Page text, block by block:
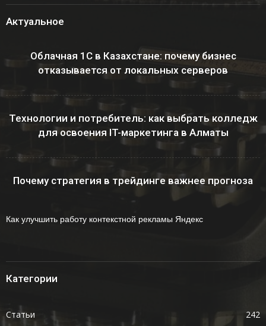
Актуальное
Облачная 1С в Казахстане: почему бизнес
отказывается от локальных серверов
Технологии и потребитель: как выбрать колледж
для освоения IT-маркетинга в Алматы
Почему стратегия в трейдинге важнее прогноза
Как улучшить работу контекстной рекламы Яндекс
Категории
Статьи
242